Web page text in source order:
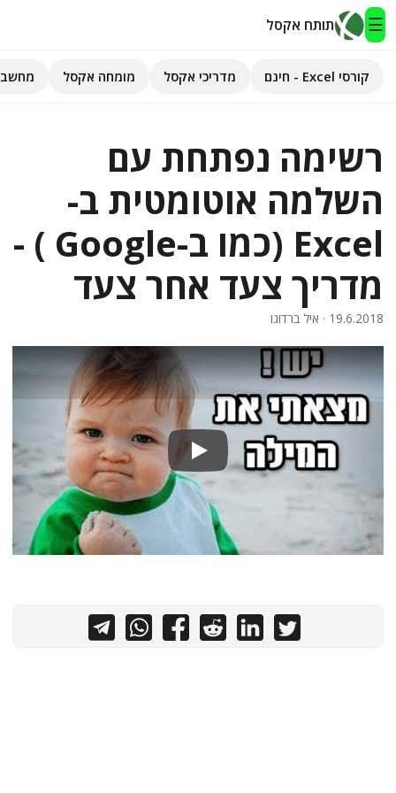
☰ תותח אקסל
קורסי Excel - חינם
מדריכי אקסל
השירותים שלנו
מומחה אקסל
פיתוח אפליקציות
חיפוש
צור קשר
קורסי Excel - חינם מדריכי אקסל מומחה אקסל
רשימה נפתחת עם
השלמה אוטומטית ב-
Excel (כמו ב-Google ) -
מדריך צעד אחר צעד
19.6.2018 · איל ברדוגו
Play